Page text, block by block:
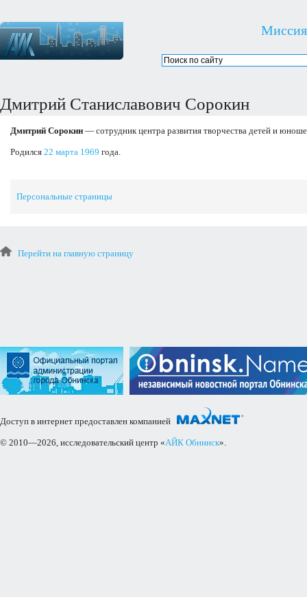
Миссия
Дмитрий Станиславович Сорокин
Дмитрий Сорокин — сотрудник центра развития творчества детей и
Родился 22 марта 1969 года.
Персональные страницы
Перейти на главную страницу
Доступ в интернет предоставлен компанией
© 2010—2026, исследовательский центр «АЙК Обнинск».